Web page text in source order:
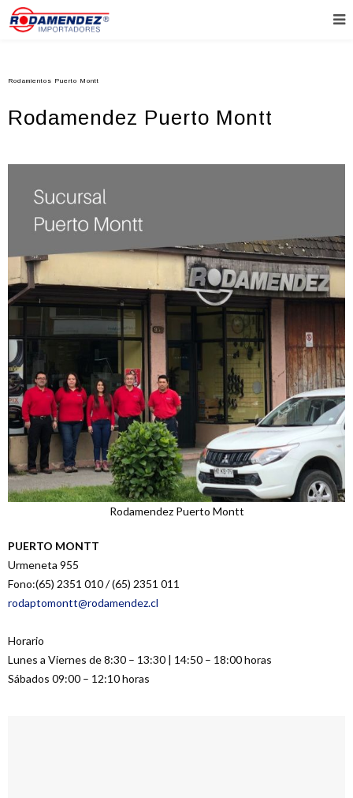
Rodamientos Puerto Montt
Rodamendez Puerto Montt
Rodamendez Puerto Montt
PUERTO MONTT
Urmeneta 955
Fono:(65) 2351 010 / (65) 2351 011
rodaptomontt@rodamendez.cl
Horario
Lunes a Viernes de 8:30 – 13:30 | 14:50 – 18:00 horas
Sábados 09:00 – 12:10 horas